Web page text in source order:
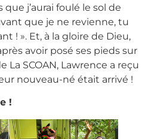
que j’aurai foulé le sol de
que je ne revienne, tu
! ». Et, à la gloire de Dieu,
avoir posé ses pieds sur
La SCOAN, Lawrence a reçu
nouveau-né était arrivé !
!